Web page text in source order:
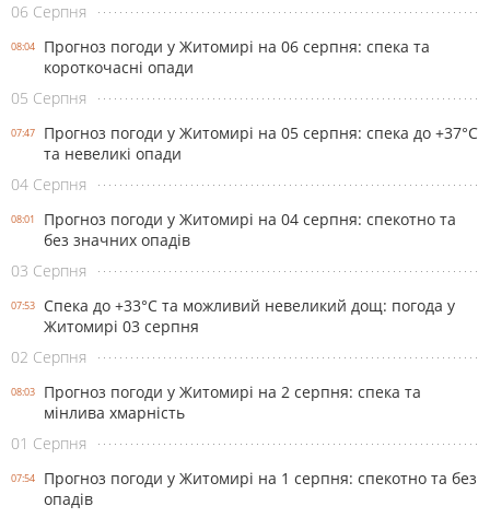
06 Серпня
08:04
Прогноз погоди у Житомирі на 06 серпня: спека та
короткочасні опади
05 Серпня
07:47
Прогноз погоди у Житомирі на 05 серпня: спека до +37°С
та невеликі опади
04 Серпня
08:01
Прогноз погоди у Житомирі на 04 серпня: спекотно та
без значних опадів
03 Серпня
07:53
Спека до +33°С та можливий невеликий дощ: погода у
Житомирі 03 серпня
02 Серпня
08:03
Прогноз погоди у Житомирі на 2 серпня: спека та
мінлива хмарність
01 Серпня
07:54
Прогноз погоди у Житомирі на 1 серпня: спекотно та без
опадів